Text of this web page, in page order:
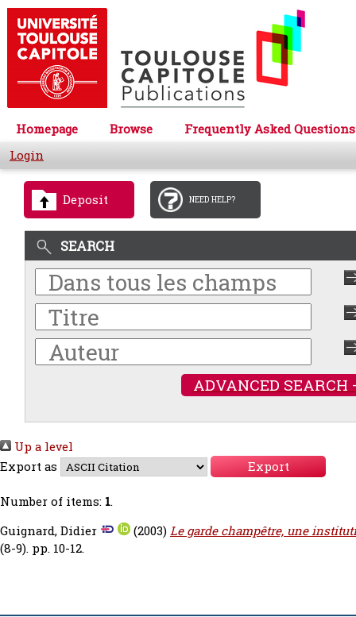
Homepage Browse
Frequently Asked Questions
Login
Deposit NEED HELP?
SEARCH
ADVANCED SEARCH
Up a level
Export as
Number of items: 1.
Guignard, Didier
(2003)Le garde champêtre, une
(8-9). pp. 10-12.